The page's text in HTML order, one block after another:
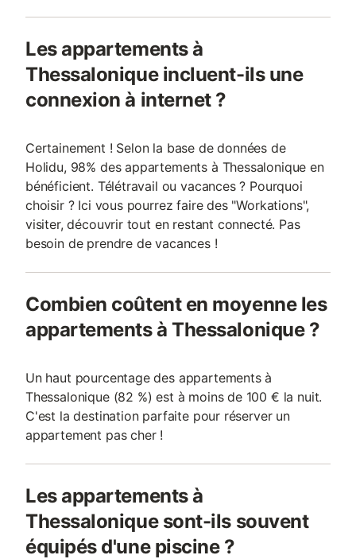
Les appartements à
Thessalonique incluent-ils une
connexion à internet ?
Certainement ! Selon la base de données de
Holidu, 98% des appartements à Thessalonique en
bénéficient. Télétravail ou vacances ? Pourquoi
choisir ? Ici vous pourrez faire des "Workations",
visiter, découvrir tout en restant connecté. Pas
besoin de prendre de vacances !
Combien coûtent en moyenne les
appartements à Thessalonique ?
Un haut pourcentage des appartements à
Thessalonique (82 %) est à moins de 100 € la nuit.
C'est la destination parfaite pour réserver un
appartement pas cher !
Les appartements à
Thessalonique sont-ils souvent
équipés d'une piscine ?